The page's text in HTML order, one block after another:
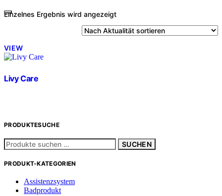
Einzelnes Ergebnis wird angezeigt
VIEW
Livy Care
PRODUKTESUCHE
Suchen
nach:
SUCHEN
PRODUKT-KATEGORIEN
Assistenzsystem
Badprodukt